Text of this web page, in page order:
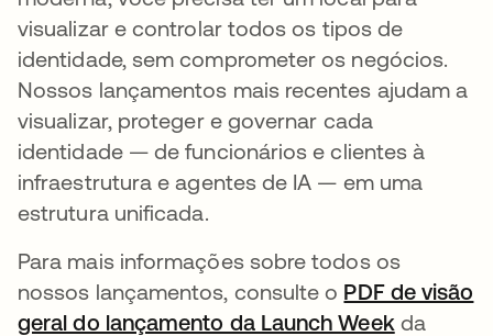
visualizar e controlar todos os tipos de
identidade, sem comprometer os negócios.
Nossos lançamentos mais recentes ajudam a
visualizar, proteger e governar cada
identidade — de funcionários e clientes à
infraestrutura e agentes de IA — em uma
estrutura unificada.
Para mais informações sobre todos os
nossos lançamentos, consulte o PDF de visão
geral do lançamento da Launch Week da